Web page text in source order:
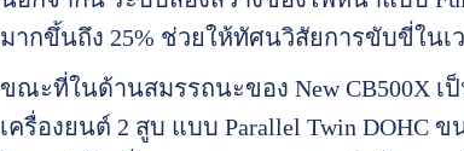
มากขึ้นถึง 25% ช่วยให้ทัศนวิสัยการขับขี่ใน
ขณะที่ในด้านสมรรถนะของ New CB500X
เครื่องยนต์ 2 สูบ แบบ Parallel Twin DOHC